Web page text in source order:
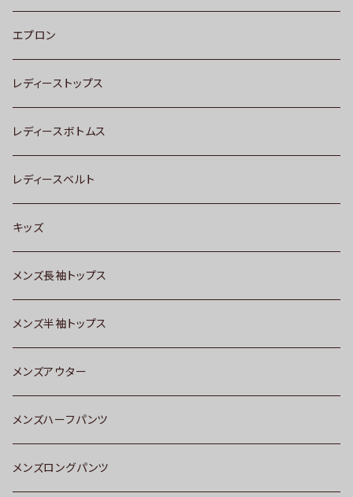
エプロン
レディーストップス
レディースボトムス
レディースベルト
キッズ
メンズ長袖トップス
メンズ半袖トップス
メンズアウター
メンズハーフパンツ
メンズロングパンツ